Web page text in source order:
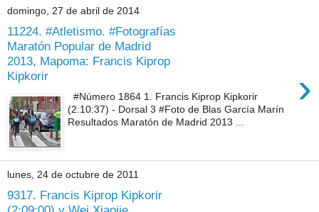
domingo, 27 de abril de 2014
11224. #Atletismo. #Fotografías
Maratón Popular de Madrid
2013, Mapoma: Francis Kiprop
Kipkorir
›
#Número 1864 1. Francis Kiprop Kipkorir
(2:10:37) - Dorsal 3 #Foto de Blas García Marín
Resultados Maratón de Madrid 2013 ...
lunes, 24 de octubre de 2011
9317. Francis Kiprop Kipkorir